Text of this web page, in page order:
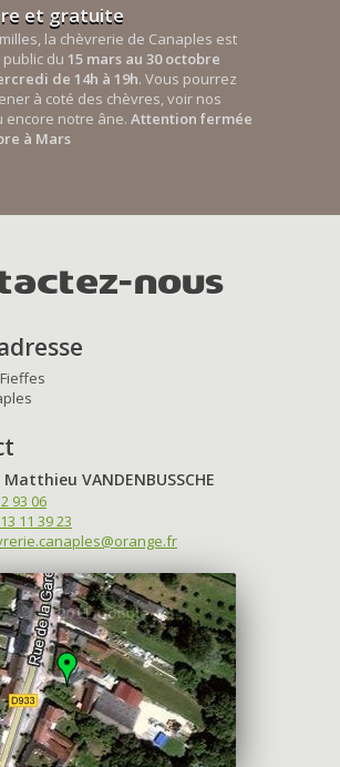
et gratuite
la chèvrerie de Canaples est
du 15 mars au 30 octobre
de 14h à 19h. Vous pourrez
à coté des chèvres, voir nos
encore notre âne. Attention fermée
à Mars
nous
VANDENBUSSCHE
93 06
11 39 23